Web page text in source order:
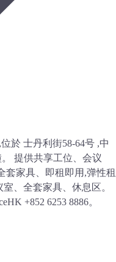
於 士丹利街58-64号 ,中
提供共享工位、会议
套家具、即租即用,弹性租
、全套家具、休息区。
+852 6253 8886。